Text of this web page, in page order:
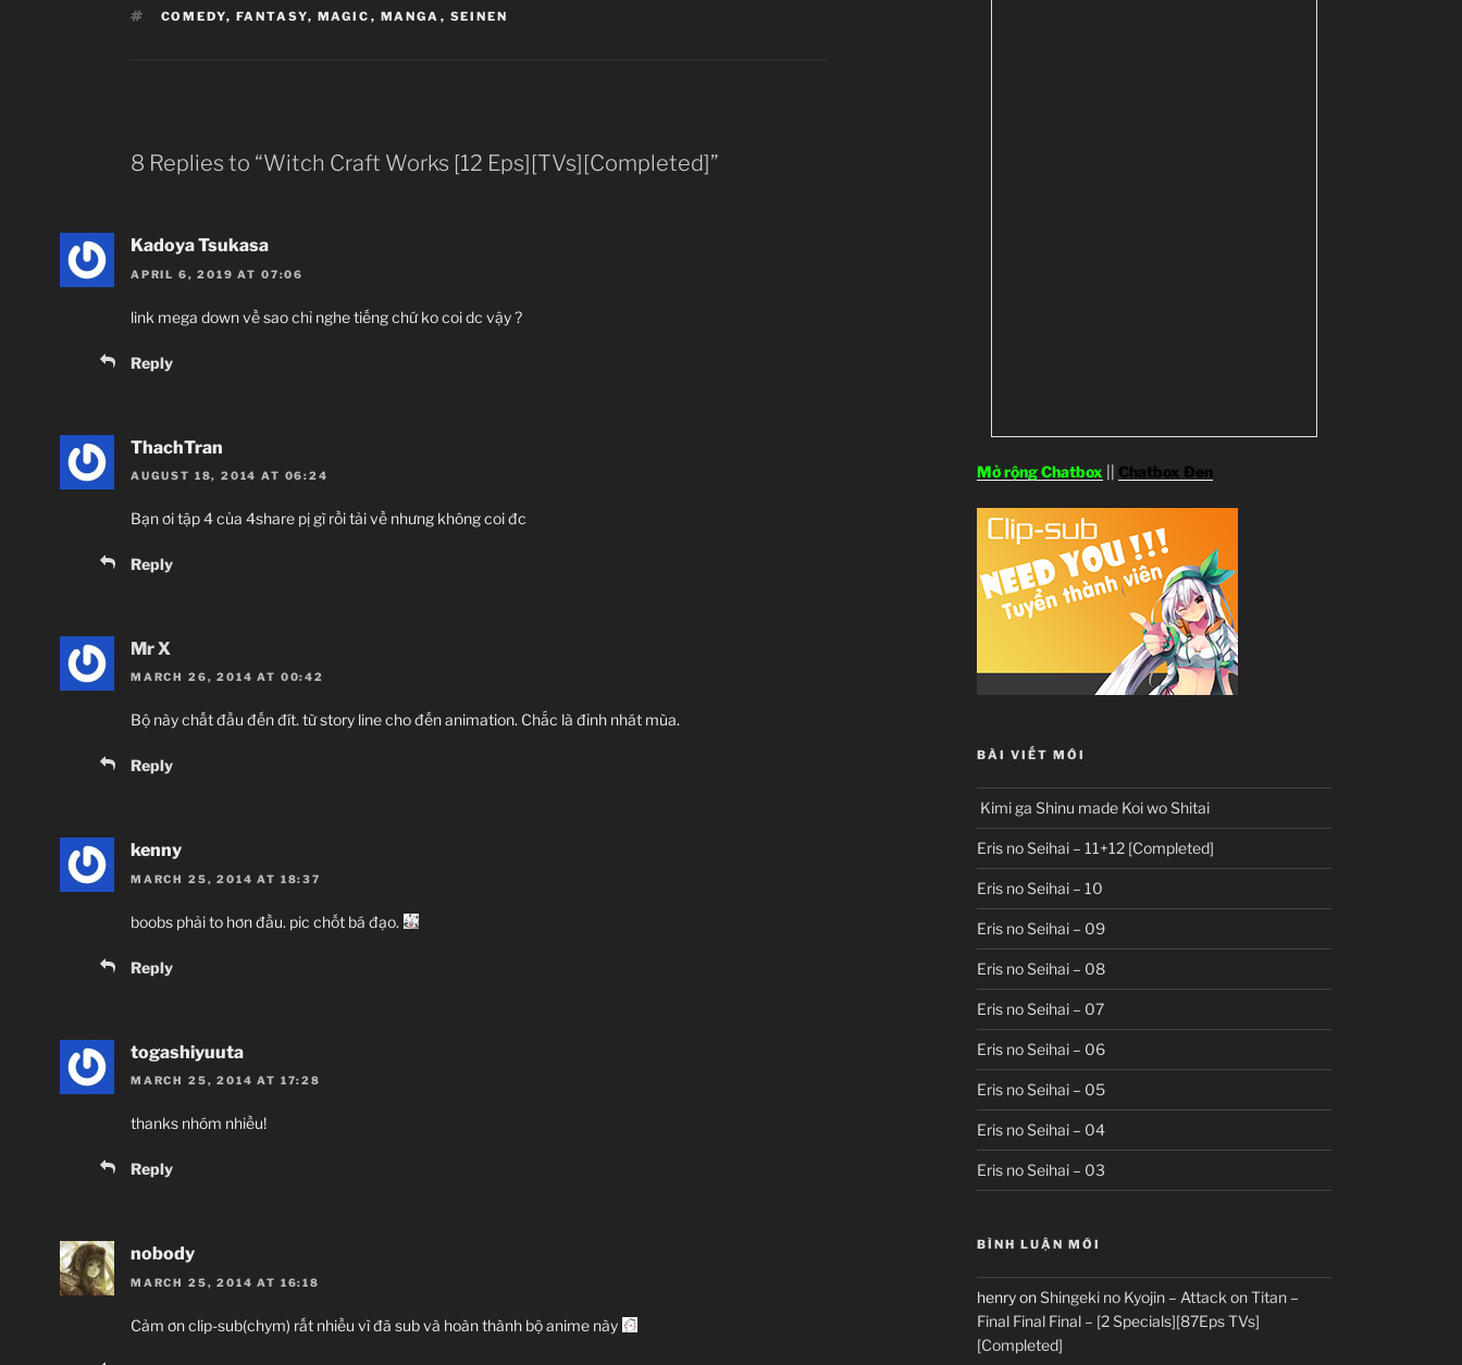
TAGS
COMEDY, FANTASY, MAGIC , MANGA , SEINEN
8 Replies to “Witch Craft Works [12 Eps][TVs][Completed]”
Kadoya Tsukasa
APRIL 6, 2019 AT 07:06
link mega down về sao chỉ nghe tiếng chứ ko coi dc vậy ?
Reply
ThachTran
AUGUST 18, 2014 AT 06:24
Bạn ơi tập 4 của 4share pị gì rồi tải về nhưng không coi đc
Reply
Mr X
MARCH 26, 2014 AT 00:42
Bộ này chất đầu đến đít. từ story line cho đến animation. Chắc là đỉnh nhát mùa.
Reply
kenny
MARCH 25, 2014 AT 18:37
boobs phải to hơn đầu. pic chốt bá đạo.
Reply
togashiyuuta
MARCH 25, 2014 AT 17:28
thanks nhóm nhiều!
Reply
nobody
MARCH 25, 2014 AT 16:18
Cảm ơn clip-sub(chym) rất nhiều vì đã sub và hoàn thành bộ anime này
Mở rộng Chatbox Chatbox Đen
BÀI VIẾT MỚI
Kimi ga Shinu made Koi wo Shitai
Eris no Seihai – 11+12 [Completed]
Eris no Seihai – 10
Eris no Seihai – 09
Eris no Seihai – 08
Eris no Seihai – 07
Eris no Seihai – 06
Eris no Seihai – 05
Eris no Seihai – 04
Eris no Seihai – 03
BÌNH LUẬN MỚI
henryonShingeki no Kyojin – Attack on Titan –
Final Final Final – [2 Specials][87Eps TVs]
[Completed]